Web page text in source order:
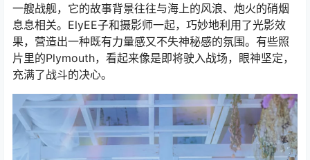
一艘战舰，它的故事背景往往与海上的风浪、炮火的硝烟
息息相关。ElyEE子和摄影师一起，巧妙地利用了光影效
果，营造出一种既有力量感又不失神秘感的氛围。有些照
片里的Plymouth，看起来像是即将驶入战场，眼神坚定，
充满了战斗的决心。